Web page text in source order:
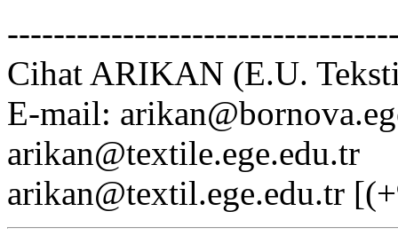
Cihat ARIKAN (E.U.
E-mail:
arikan@textile.ege.edu.tr
arikan@textil.ege.edu.tr